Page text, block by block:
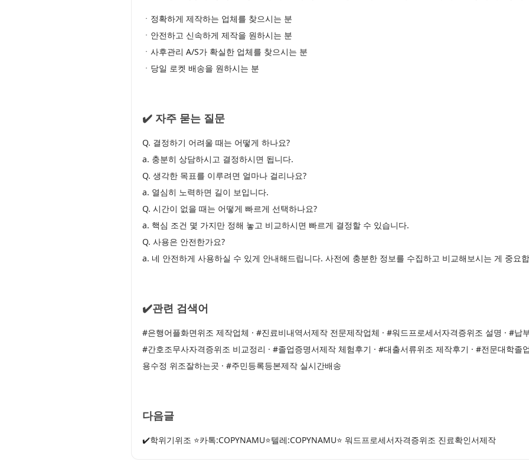
ㆍ정확하게 제작하는 업체를 찾으시는 분
ㆍ안전하고 신속하게 제작을 원하시는 분
ㆍ사후관리 A/S가 확실한 업체를 찾으시는 분
ㆍ당일 로켓 배송을 원하시는 분
✔️ 자주 묻는 질문
Q. 결정하기 어려울 때는 어떻게 하나요?
a. 충분히 상담하시고 결정하시면 됩니다.
Q. 생각한 목표를 이루려면 얼마나 걸리나요?
a. 열심히 노력하면 길이 보입니다.
Q. 시간이 없을 때는 어떻게 빠르게 선택하나요?
a. 핵심 조건 몇 가지만 정해 놓고 비교하시면 빠르게 결정할 수 있습니다.
Q. 사용은 안전한가요?
a. 네 안전하게 사용하실 수 있게 안내해드립니다. 사전에 충분한 정보를 수집하고 비교해보시는 게 중요
✔️관련 검색어
#은행어플화면위조 제작업체 · #진료비내역서제작 전문제작업체 · #워드프로세서자격증위조 설명 · #납
#간호조무사자격증위조 비교정리 · #졸업증명서제작 체험후기 · #대출서류위조 제작후기 · #전문대학졸
용수정 위조잘하는곳 · #주민등록등본제작 실시간배송
다음글
✔️학위기위조 ⭐카톡:COPYNAMU⭐텔레:COPYNAMU⭐ 워드프로세서자격증위조 진료확인서제작